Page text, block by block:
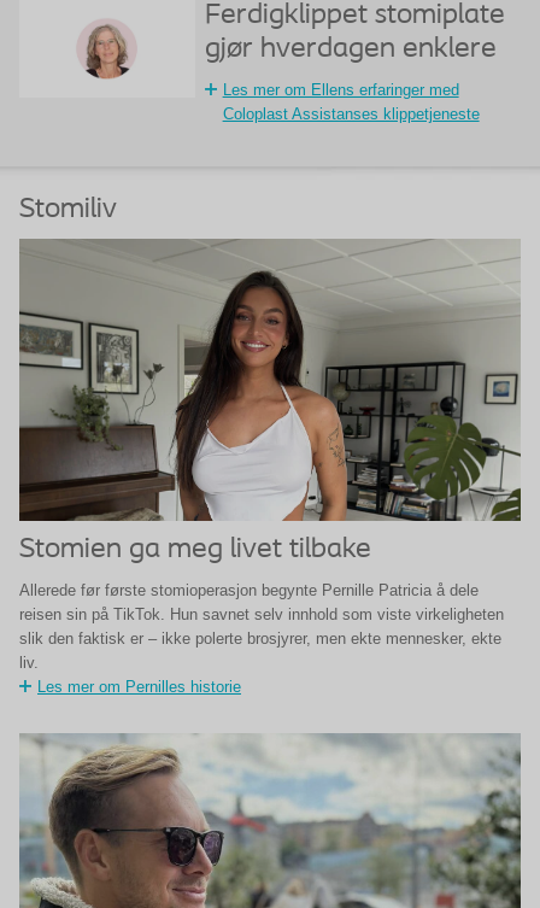
Ferdigklippet stomiplate
gjør hverdagen enklere
Les mer om Ellens erfaringer med
Coloplast Assistanses klippetjeneste
Stomiliv
Stomien ga meg livet tilbake
Allerede før første stomioperasjon begynte Pernille Patricia å dele
reisen sin på TikTok. Hun savnet selv innhold som viste virkeligheten
slik den faktisk er – ikke polerte brosjyrer, men ekte mennesker, ekte
liv.
Les mer om Pernilles historie